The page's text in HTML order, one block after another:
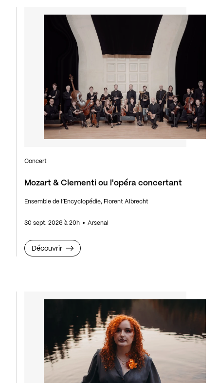
Mozart & Clementi ou l'opéra concertant
Concert
Ensemble de l’Encyclopédie, Florent Albrecht
30 sept. 2026 à 20h Arsenal
Découvrir